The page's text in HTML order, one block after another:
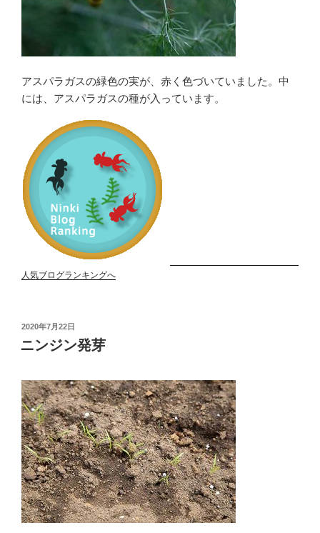
アスパラガスの緑色の実が、赤く色づいていました。中
には、アスパラガスの種が入っています。
人気ブログランキングへ
投
日:
2020年7月22日
ニンジン発芽